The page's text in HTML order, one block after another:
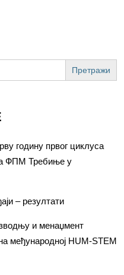
годину првог циклуса
ФПМ Требиње у
– резултати
и менаџмент
међународној HUM-STEM